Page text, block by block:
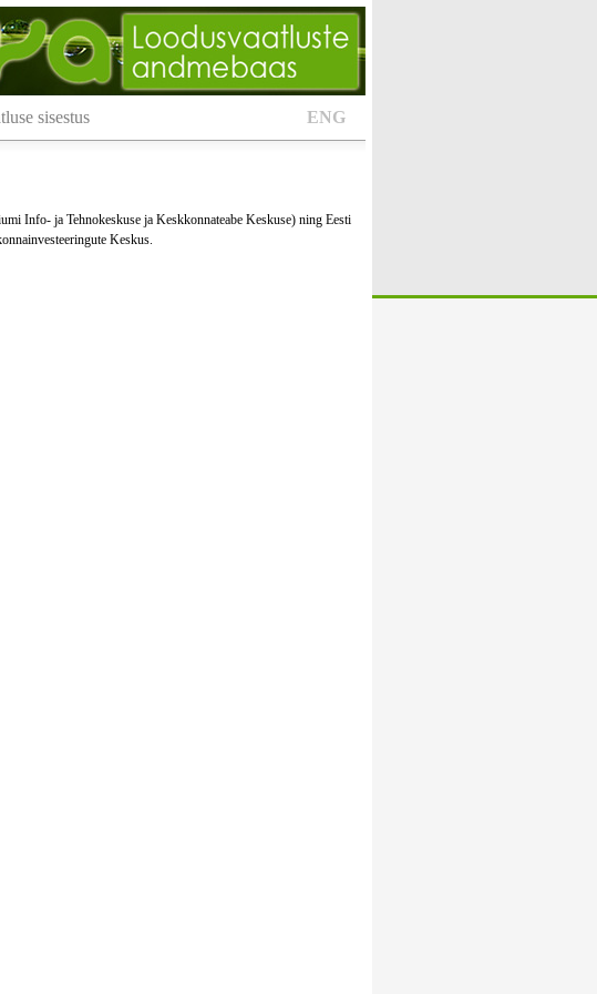
ENG
sisestus
Info- ja Tehnokeskuse ja Keskkonnateabe Keskuse) ning Eesti
Keskus.